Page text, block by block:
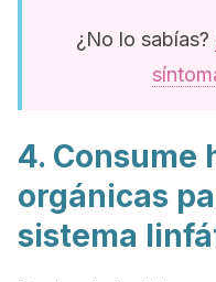
¿No lo sabías?
4. Consume
orgánicas
sistema